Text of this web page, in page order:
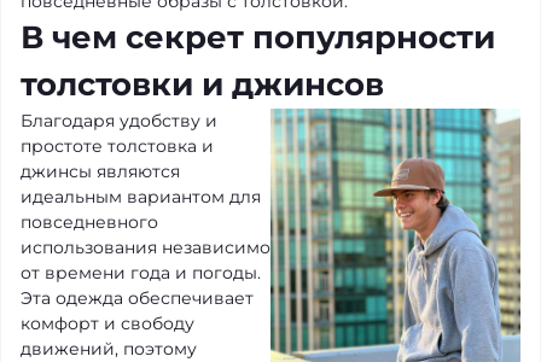
В чем секрет популярности
толстовки и джинсов
Благодаря удобству и
простоте толстовка и
джинсы являются
идеальным вариантом для
повседневного
использования независимо
от времени года и погоды.
Эта одежда обеспечивает
комфорт и свободу
движений, поэтому